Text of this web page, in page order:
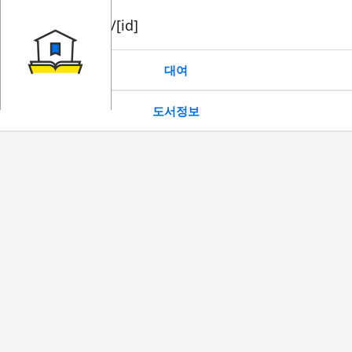
book/rent/[id]
대여
도서정보